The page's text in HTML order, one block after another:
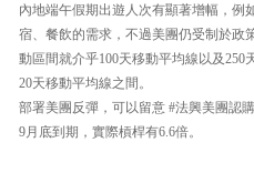
內地端午假期出遊人次有顯著增幅，例
宿、餐飲的需求，不過美團仍受制於政
動區間就介乎100天移動平均線以及250
20天移動平均線之間。
部署美團反彈，可以留意 #法興美團認
9月底到期，實際槓桿有6.6倍。